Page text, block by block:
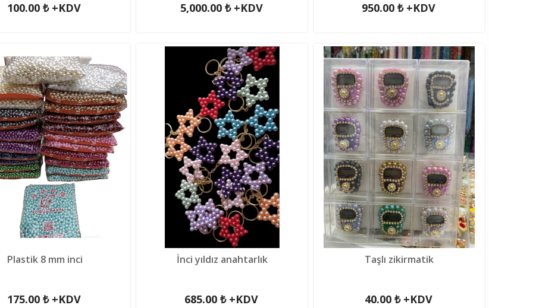
100.00 ₺ +KDV 5,000.00 ₺ +KDV 950.00 ₺ +KDV
Plastik 8 mm inci
175.00 ₺ +KDV
İnci yıldız anahtarlık
685.00 ₺ +KDV
Taşlı zikirmatik
40.00 ₺ +KDV